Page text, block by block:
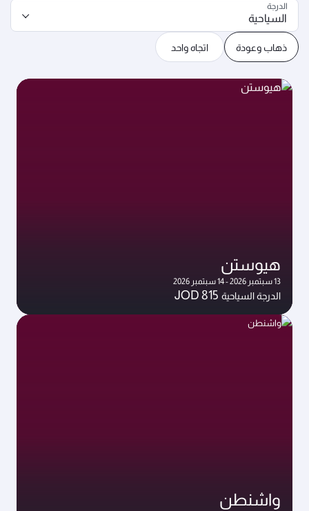
ذهاب وعودة اتجاه واحد
الدرجة
السياحية
هيوستن
13 سبتمبر 2026 - 14 سبتمبر 2026
الدرجة السياحية JOD 815
واشنطن